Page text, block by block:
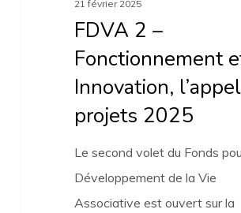
21 février 2025
FDVA 2 –
Fonctionnement
Innovation,
projets 2025
Le second volet du Fonds
Développement de la Vie
Associative est ouvert sur la